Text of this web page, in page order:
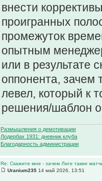
внести
проигранных
промежуток
опытным
или в результате
оппонента, зачем
левел, который к
решения/шаблон
Размышления о демотивации
Лодербах 1931: дневник клуба
Благодарность администрации
Re: Скажите мне - зачем Лиге такие
Uranium235 14 май 2026, 13:51